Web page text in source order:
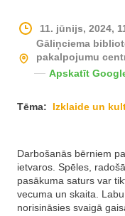
11. jūnijs, 2024,
Gāliņciema
pakalpojumu
Apskatīt
Tēma: Izklaide un
Darbošanās bērniem
ietvaros. Spēles,
pasākuma saturs var
vecuma un skaita.
norisināsies svaigā